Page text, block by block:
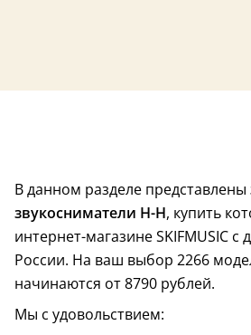
В данном разделе представлены
звукосниматели H-H, купить
интернет-магазине SKIFMUSIC с
России. На ваш выбор 2266
начинаются от 8790 рублей.
Мы с удовольствием: